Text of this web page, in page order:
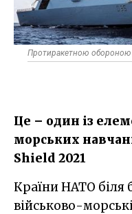
Протиракетною обороною
Це – один із
морських
Shield 2021
Країни НАТО біля берегів Шотландії почали
військово-